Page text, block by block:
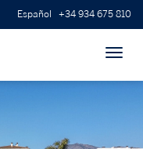
Español +34 934 675 810